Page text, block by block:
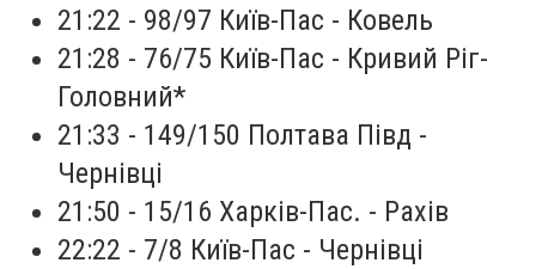
21:22 - 98/97 Київ-Пас - Ковель
21:28 - 76/75 Київ-Пас - Кривий Ріг-
Головний*
21:33 - 149/150 Полтава Півд -
Чернівці
21:50 - 15/16 Харків-Пас. - Рахів
22:22 - 7/8 Київ-Пас - Чернівці